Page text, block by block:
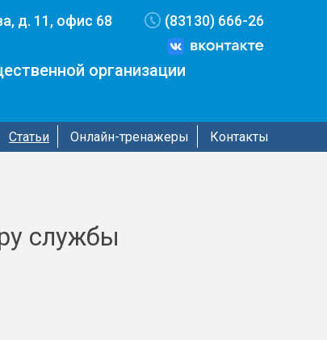
д. 11, офис 68 (83130) 666-26
организации
Статьи Онлайн-тренажеры Контакты
службы